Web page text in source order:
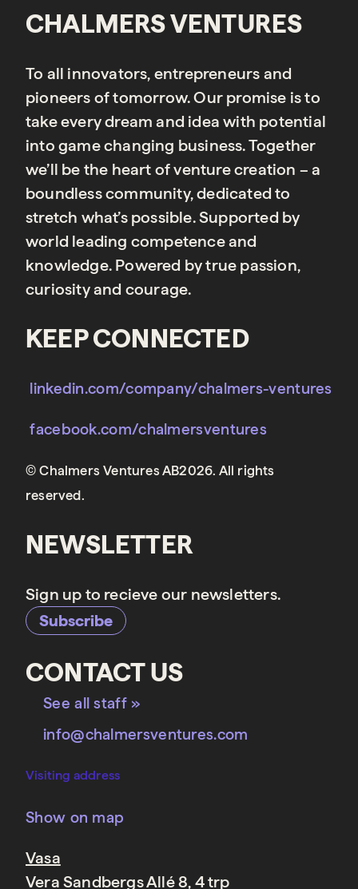
CHALMERS VENTURES
To all innovators, entrepreneurs and
pioneers of tomorrow. Our promise is to
take every dream and idea with potential
into game changing business. Together
we’ll be the heart of venture creation – a
boundless community, dedicated to
stretch what’s possible. Supported by
world leading competence and
knowledge. Powered by true passion,
curiosity and courage.
KEEP CONNECTED
linkedin.com/company/chalmers-ventures
facebook.com/chalmersventures
© Chalmers Ventures AB2026. All rights
reserved.
NEWSLETTER
Sign up to recieve our newsletters.
Subscribe
CONTACT US
See all staff »
info@chalmersventures.com
Visiting address
Show on map
Vasa
Vera Sandbergs Allé 8, 4 trp